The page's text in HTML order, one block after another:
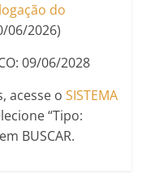
do
06/2026)
09/06/2028
acesse oSISTEMA
“Tipo:
BUSCAR.